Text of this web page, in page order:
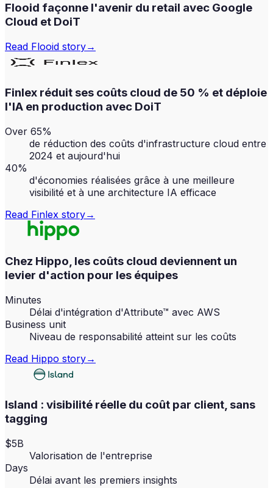
Flooid façonne l'avenir du retail avec Google
Cloud et DoiT
Read Flooid story→
Finlex réduit ses coûts cloud de 50 % et déploie
l'IA en production avec DoiT
Over 65%
de réduction des coûts d'infrastructure cloud entre
2024 et aujourd'hui
40%
d'économies réalisées grâce à une meilleure
visibilité et à une architecture IA efficace
Read Finlex story→
Chez Hippo, les coûts cloud deviennent un
levier d'action pour les équipes
Minutes
Délai d'intégration d'Attribute™ avec AWS
Business unit
Niveau de responsabilité atteint sur les coûts
Read Hippo story→
Island : visibilité réelle du coût par client, sans
tagging
$5B
Valorisation de l'entreprise
Days
Délai avant les premiers insights